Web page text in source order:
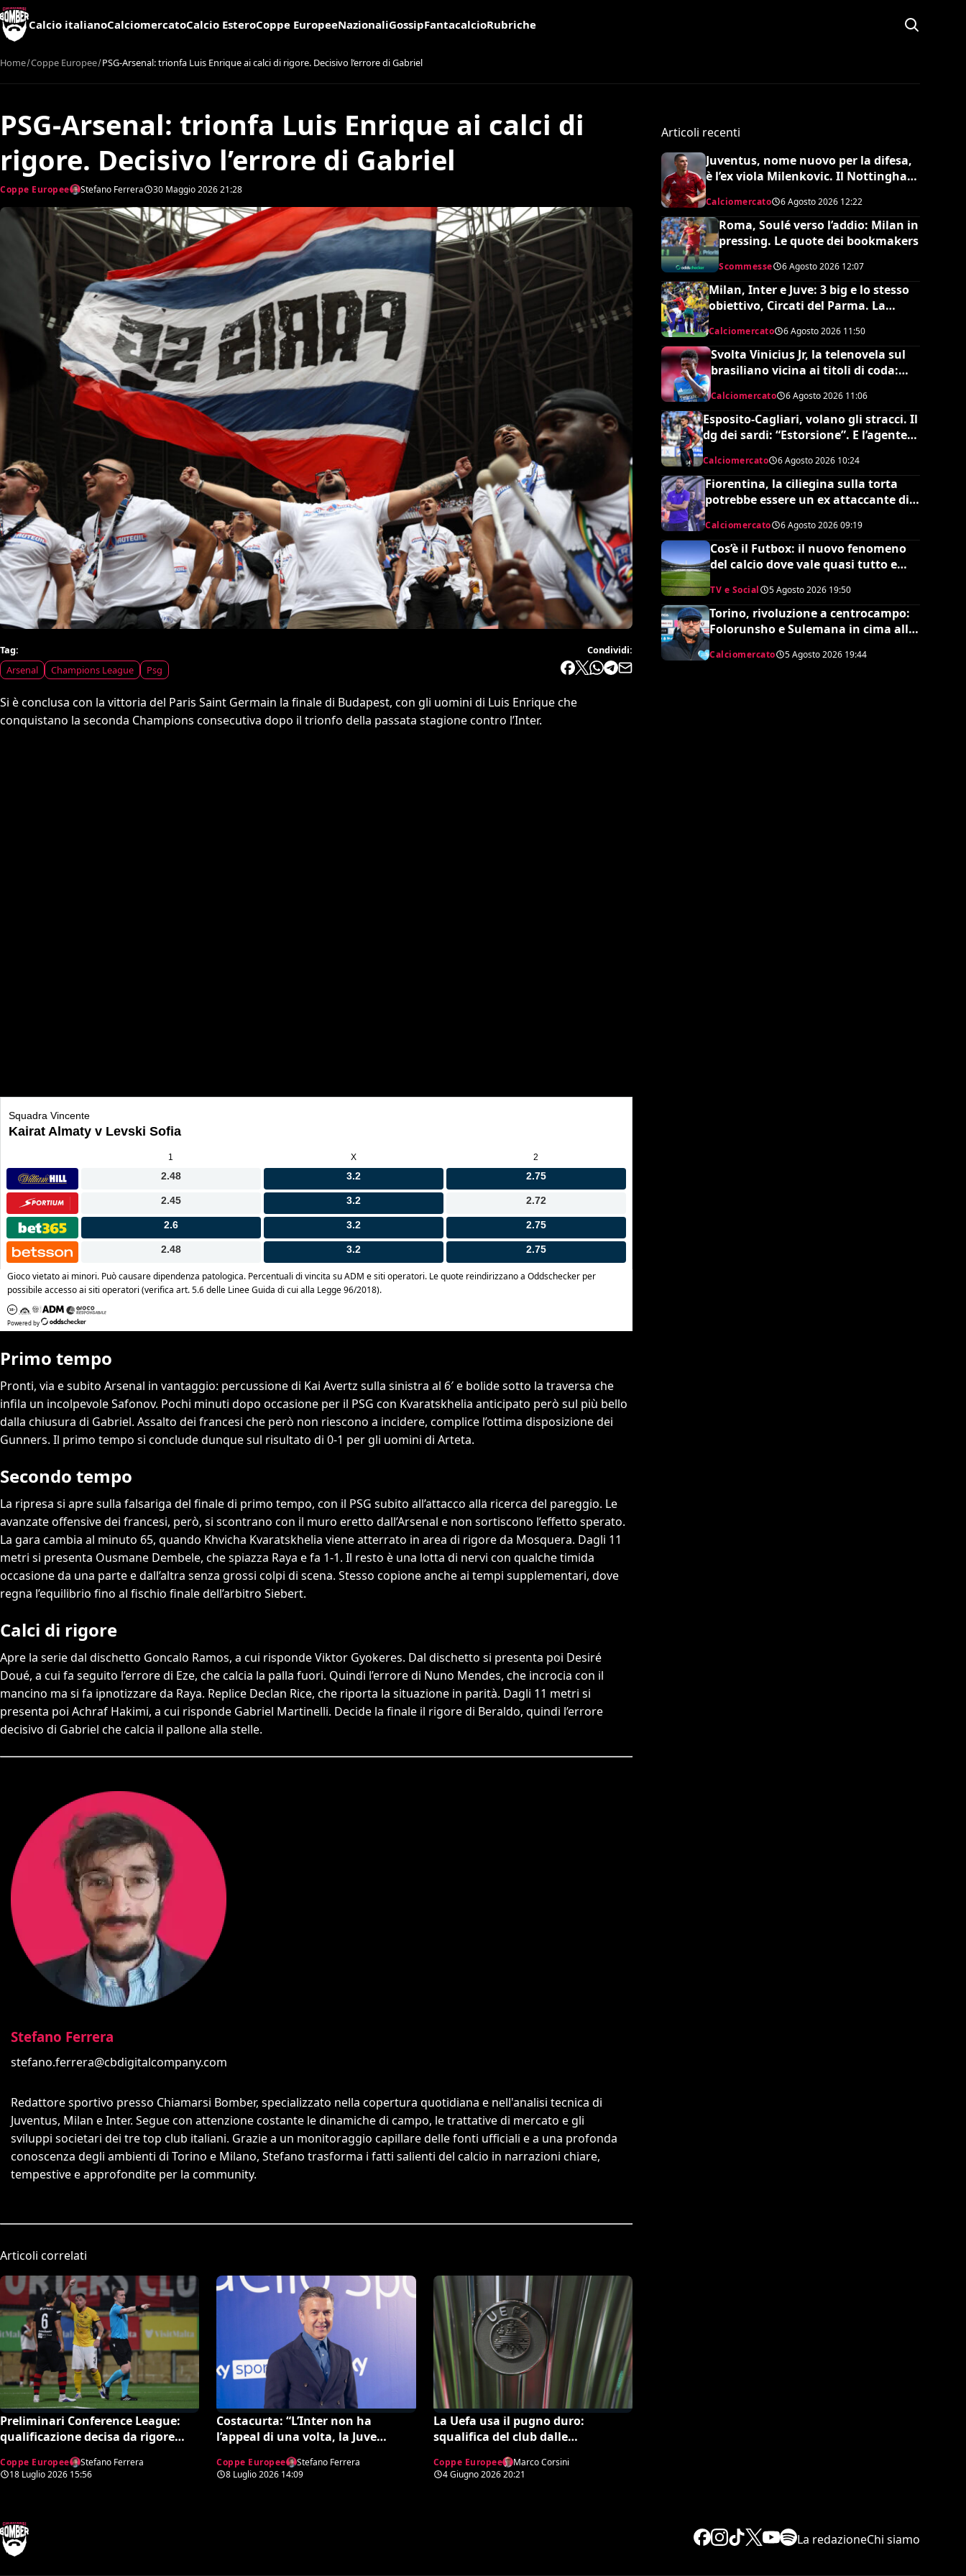
Calcio italianoCalciomercatoCalcio EsteroCoppe EuropeeNazionaliGossipFantacalcioRubriche
Home Coppe Europee PSG-Arsenal: trionfa Luis Enrique ai calci di rigore. Decisivo l’errore di Gabriel
PSG-Arsenal: trionfa Luis Enrique ai calci di
rigore. Decisivo l’errore di Gabriel
Coppe Europee Stefano Ferrera 30 Maggio 2026 21:28
Tag:
Arsenal
Champions League Psg
Condividi:
Si è conclusa con la vittoria del Paris Saint Germain la finale di Budapest, con gli uomini di Luis Enrique che
conquistano la seconda Champions consecutiva dopo il trionfo della passata stagione contro l’Inter.
Primo tempo
Pronti, via e subito Arsenal in vantaggio: percussione di Kai Avertz sulla sinistra al 6′ e bolide sotto la traversa che
infila un incolpevole Safonov. Pochi minuti dopo occasione per il PSG con Kvaratskhelia anticipato però sul più bello
dalla chiusura di Gabriel. Assalto dei francesi che però non riescono a incidere, complice l’ottima disposizione dei
Gunners. Il primo tempo si conclude dunque sul risultato di 0-1 per gli uomini di Arteta.
Secondo tempo
La ripresa si apre sulla falsariga del finale di primo tempo, con il PSG subito all’attacco alla ricerca del pareggio. Le
avanzate offensive dei francesi, però, si scontrano con il muro eretto dall’Arsenal e non sortiscono l’effetto sperato.
La gara cambia al minuto 65, quando Khvicha Kvaratskhelia viene atterrato in area di rigore da Mosquera. Dagli 11
metri si presenta Ousmane Dembele, che spiazza Raya e fa 1-1. Il resto è una lotta di nervi con qualche timida
occasione da una parte e dall’altra senza grossi colpi di scena. Stesso copione anche ai tempi supplementari, dove
regna l’equilibrio fino al fischio finale dell’arbitro Siebert.
Calci di rigore
Apre la serie dal dischetto Goncalo Ramos, a cui risponde Viktor Gyokeres. Dal dischetto si presenta poi Desiré
Doué, a cui fa seguito l’errore di Eze, che calcia la palla fuori. Quindi l’errore di Nuno Mendes, che incrocia con il
mancino ma si fa ipnotizzare da Raya. Replice Declan Rice, che riporta la situazione in parità. Dagli 11 metri si
presenta poi Achraf Hakimi, a cui risponde Gabriel Martinelli. Decide la finale il rigore di Beraldo, quindi l’errore
decisivo di Gabriel che calcia il pallone alla stelle.
Stefano Ferrera
stefano.ferrera@cbdigitalcompany.com
Redattore sportivo presso Chiamarsi Bomber, specializzato nella copertura quotidiana e nell'analisi tecnica di
Juventus, Milan e Inter. Segue con attenzione costante le dinamiche di campo, le trattative di mercato e gli
sviluppi societari dei tre top club italiani. Grazie a un monitoraggio capillare delle fonti ufficiali e a una profonda
conoscenza degli ambienti di Torino e Milano, Stefano trasforma i fatti salienti del calcio in narrazioni chiare,
tempestive e approfondite per la community.
Articoli correlati
Preliminari Conference League:
qualificazione decisa da rigore
inesistente (VIDEO)
Coppe Europee
Stefano Ferrera
18 Luglio 2026 15:56
Costacurta: “L’Inter non ha
l’appeal di una volta, la Juve
tornerà in alto”. Poi la bordata ad
Allegri e Mourinho
Coppe Europee
Stefano Ferrera
8 Luglio 2026 14:09
La Uefa usa il pugno duro:
squalifica del club dalle
competizioni europee
Coppe Europee
Marco Corsini
4 Giugno 202620:21
Articoli recenti
Juventus, nome nuovo per la difesa,
è l’ex viola Milenkovic. Il Nottingham
chiede quasi 30 milioni
Calciomercato 6 Agosto 2026 12:22
Roma, Soulé verso l’addio: Milan in
pressing. Le quote dei bookmakers
Scommesse 6 Agosto 2026 12:07
Milan, Inter e Juve: 3 big e lo stesso
obiettivo, Circati del Parma. La
richiesta è di 35 milioni
Calciomercato 6 Agosto 2026 11:50
Svolta Vinicius Jr, la telenovela sul
brasiliano vicina ai titoli di coda:
Calciomercato 6 Agosto 2026 11:06
Esposito-Cagliari, volano gli stracci. Il
dg dei sardi: “Estorsione”. E l’agente
risponde in maniera durissima
Calciomercato 6 Agosto 2026 10:24
Fiorentina, la ciliegina sulla torta
potrebbe essere un ex attaccante di
Calciomercato 6 Agosto 202609:19
Cos’è il Futbox: il nuovo fenomeno
del calcio dove vale quasi tutto e
TV e Social 5 Agosto 2026 19:50
Torino, rivoluzione a centrocampo:
Folorunsho e Sulemana in cima alla
Calciomercato 5 Agosto 2026 19:44
La redazioneChi siamo